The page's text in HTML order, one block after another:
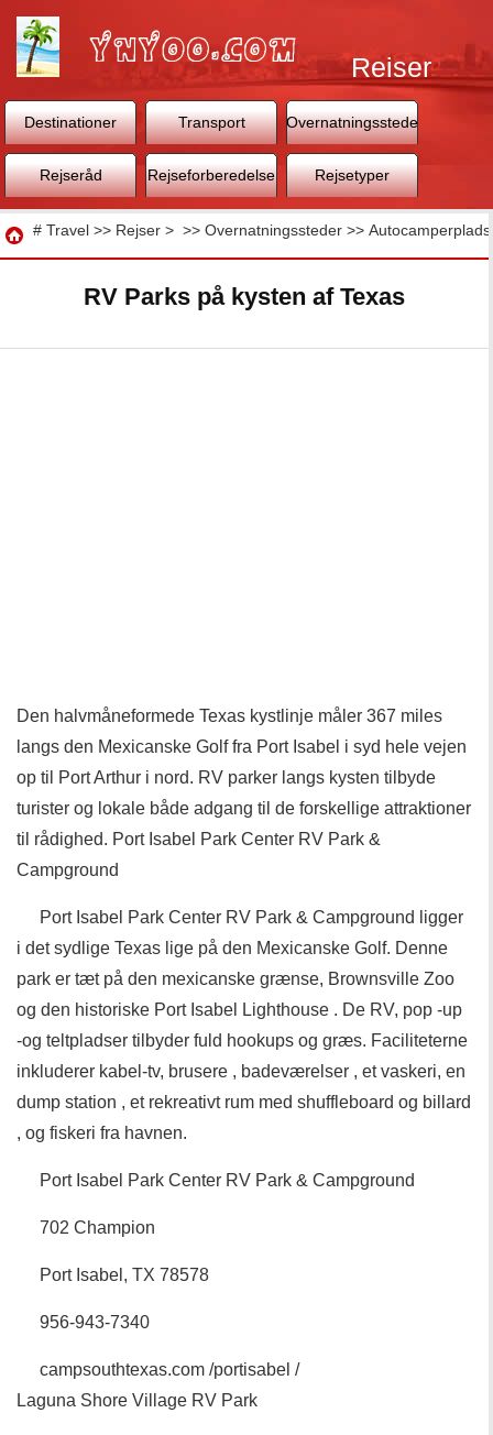
Rejser
Destinationer Transport Overnatningssteder
Rejseråd Rejseforberedelse Rejsetyper
Rejse
# Travel >> Rejser > >> Overnatningssteder >>
RV Parks på kysten af ​​Texas
Den halvmåneformede Texas kystlinje måler 367 miles
langs den Mexicanske Golf fra Port Isabel i syd hele vejen
op til Port Arthur i nord. RV parker langs kysten tilbyde
turister og lokale både adgang til de forskellige attraktioner
til rådighed. Port Isabel Park Center RV Park &
Campground
Port Isabel Park Center RV Park & ​​Campground ligger
i det sydlige Texas lige på den Mexicanske Golf. Denne
park er tæt på den mexicanske grænse, Brownsville Zoo
og den historiske Port Isabel Lighthouse . De RV, pop -up
-og teltpladser tilbyder fuld hookups og græs. Faciliteterne
inkluderer kabel-tv, brusere , badeværelser , et vaskeri, en
dump station , et rekreativt rum med shuffleboard og billard
, og fiskeri fra havnen.
Port Isabel Park Center RV Park & Campground
702 Champion
Port Isabel, TX 78578
956-943-7340
campsouthtexas.com /portisabel /
Laguna Shore Village RV Park